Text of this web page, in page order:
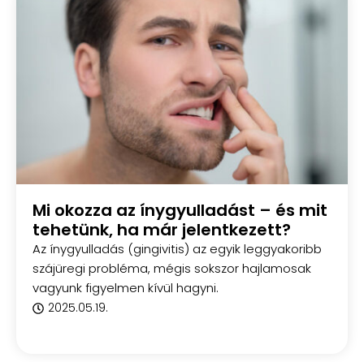
Mi okozza az ínygyulladást – és mit
tehetünk, ha már jelentkezett?
Az ínygyulladás (gingivitis) az egyik leggyakoribb
szájüregi probléma, mégis sokszor hajlamosak
vagyunk figyelmen kívül hagyni.
2025.05.19.